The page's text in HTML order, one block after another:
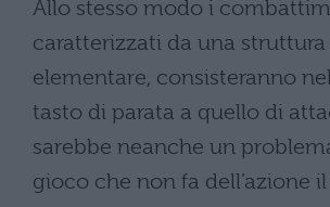
Allo stesso modo i
caratterizzati da una
elementare, consisteranno
tasto di parata a quello di
sarebbe neanche un
gioco che non fa dell’azione